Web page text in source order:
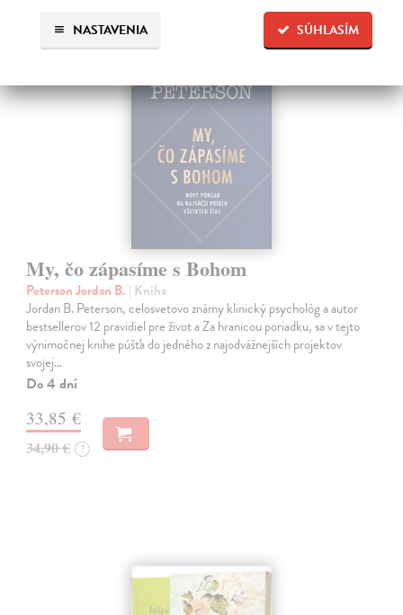
SÚHLASÍM
NASTAVENIA
My, čo zápasíme s Bohom
Peterson Jordan B. | Kniha
Jordan B. Peterson, celosvetovo známy klinický psychológ a autor
bestsellerov 12 pravidiel pre život a Za hranicou poriadku, sa v tejto
výnimočnej knihe púšťa do jedného z najodvážnejších projektov
svojej…
Do 4 dní
33,85 €
34,90 € ?